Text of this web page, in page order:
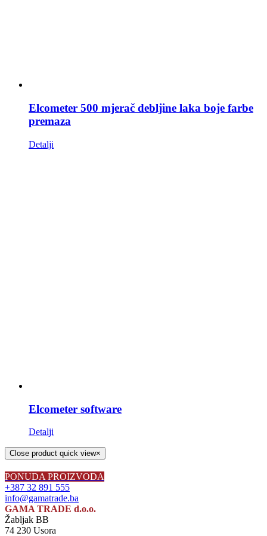
Elcometer 500 mjerač debljine laka boje farbe
premaza
Detalji
Elcometer software
Detalji
Close product quick view×
PONUDA PROIZVODA
+387 32 891 555
info@gamatrade.ba
GAMA TRADE d.o.o.
Žabljak BB
74 230 Usora